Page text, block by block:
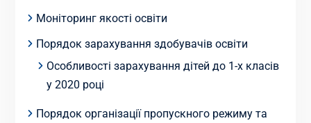
Моніторинг якості освіти
Порядок зарахування здобувачів освіти
Особливості зарахування дітей до 1-х класів
у 2020 році
Порядок організації пропускного режиму та